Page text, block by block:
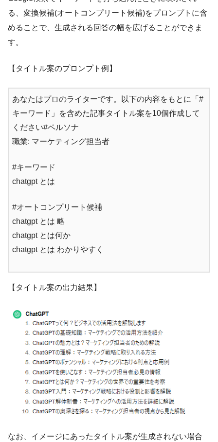
る、変換候補(オートコンプリート候補)をプロンプトに含
めることで、生成される回答の幅を広げることができま
す。
【タイトル案のプロンプト例】
あなたはプロのライターです。以下の内容をもとに「#
キーワード」を含めた記事タイトル案を10個作成して
ください#ペルソナ
職業: マーケティング担当者
#キーワード
chatgpt とは
#オートコンプリート候補
chatgpt とは 略
chatgpt とは何か
chatgpt とは わかりやすく
【タイトル案の出力結果】
なお、イメージにあったタイトル案が生成されない場合